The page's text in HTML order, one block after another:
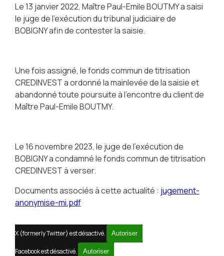
Le 13 janvier 2022, Maître Paul-Emile BOUTMY a saisi
le juge de l’exécution du tribunal judiciaire de
BOBIGNY afin de contester la saisie.
Une fois assigné, le fonds commun de titrisation
CREDINVEST a ordonné la mainlevée de la saisie et
abandonné toute poursuite à l’encontre du client de
Maître Paul-Emile BOUTMY.
Le 16 novembre 2023, le juge de l’exécution de
BOBIGNY a condamné le fonds commun de titrisation
CREDINVEST à verser.
Documents associés à cette actualité : jugement-
anonymise-mi.pdf
X (formerly Twitter) est désactivé. Autoriser
Facebook est désactivé. Autoriser